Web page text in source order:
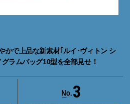
かで上品な新素材｢ルイ･ヴィトン シ
ラムバッグ10型を全部見せ！
3